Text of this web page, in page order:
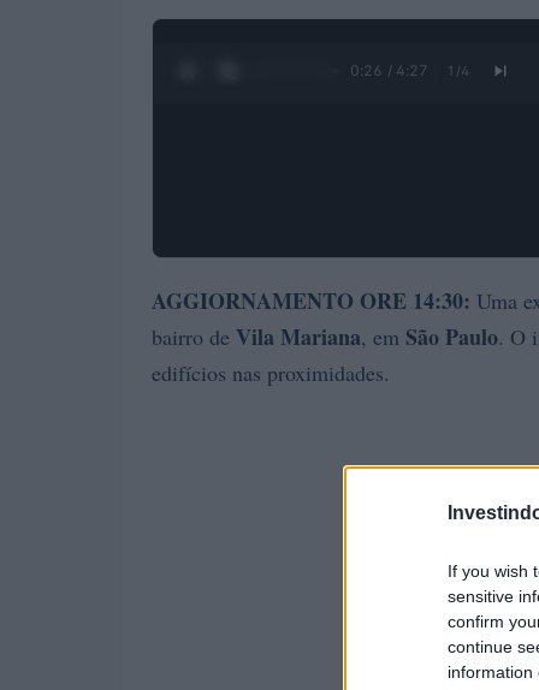
If you wish
sensitive
confirm
continue
information
0:27 / 4:27 1 /4
AGGIORNAMENTO ORE 14:30: Uma
bairro de Vila Mariana, em São Paulo. O
edifícios nas proximidades.